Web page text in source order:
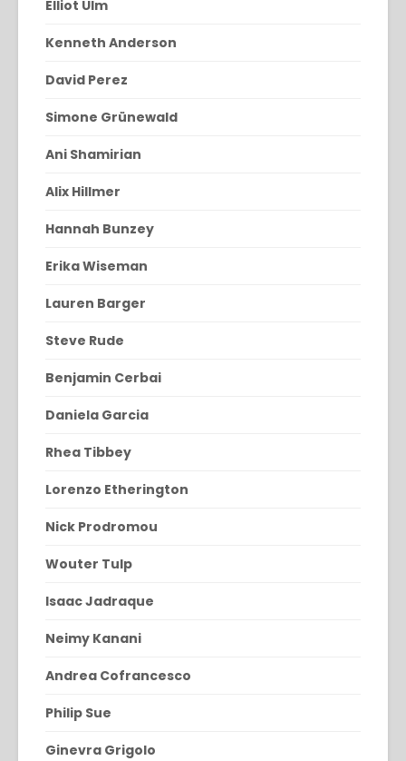
Elliot Ulm
Kenneth Anderson
David Perez
Simone Grünewald
Ani Shamirian
Alix Hillmer
Hannah Bunzey
Erika Wiseman
Lauren Barger
Steve Rude
Benjamin Cerbai
Daniela Garcia
Rhea Tibbey
Lorenzo Etherington
Nick Prodromou
Wouter Tulp
Isaac Jadraque
Neimy Kanani
Andrea Cofrancesco
Philip Sue
Ginevra Grigolo